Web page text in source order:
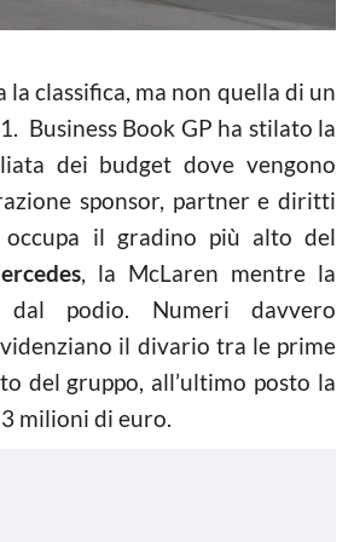
la classifica, ma non quella di un
Business Book GP ha stilato la
dei budget dove vengono
sponsor, partner e diritti
occupa il gradino più alto del
, la McLaren mentre la
podio. Numeri davvero
il divario tra le prime
del gruppo, all’ultimo posto la
milioni di euro.